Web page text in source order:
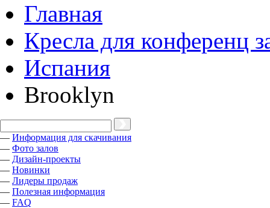
Главная
Кресла для конференц
Испания
Brooklyn
— Информация для скачивания
— Фото залов
— Дизайн-проекты
— Новинки
— Лидеры продаж
— Полезная информация
— FAQ